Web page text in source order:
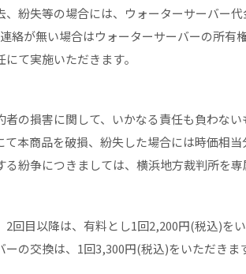
紛失等の場合には、ウォーターサーバー
絡が無い場合はウォーターサーバーの所有
て実施いただきます。
の損害に関して、いかなる責任も負わな
本商品を破損、紛失した場合には時価相
紛争につきましては、横浜地方裁判所を専
目以降は、有料とし1回2,200円(税込)をい
の交換は、1回3,300円(税込)をいただきま